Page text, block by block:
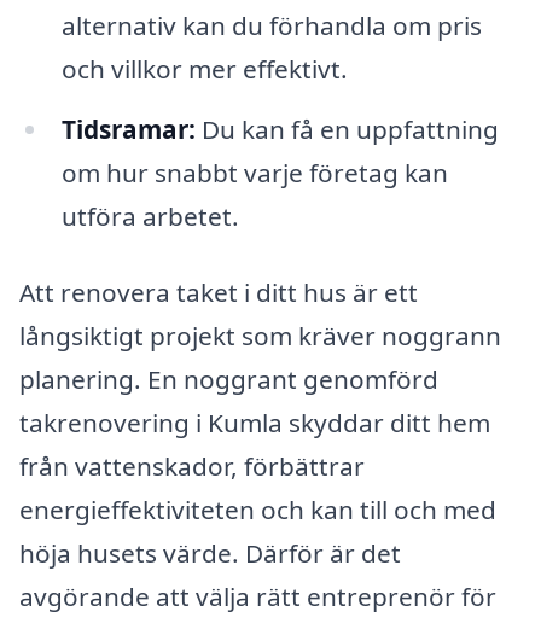
alternativ kan du förhandla om pris
och villkor mer effektivt.
Tidsramar: Du kan få en uppfattning
om hur snabbt varje företag kan
utföra arbetet.
Att renovera taket i ditt hus är ett
långsiktigt projekt som kräver noggrann
planering. En noggrant genomförd
takrenovering i Kumla skyddar ditt hem
från vattenskador, förbättrar
energieffektiviteten och kan till och med
höja husets värde. Därför är det
avgörande att välja rätt entreprenör för